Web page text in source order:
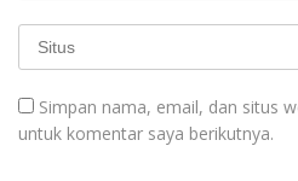
Simpan nama, email, dan situs
untuk komentar saya berikutnya.